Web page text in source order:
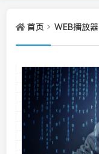
首页 WEB播放器